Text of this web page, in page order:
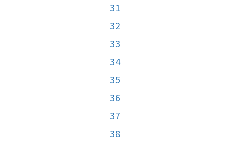
31
32
33
34
35
36
37
38